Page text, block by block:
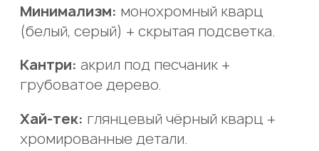
Минимализм: монохромный кварц
(белый, серый) + скрытая подсветка.
Кантри: акрил под песчаник +
грубоватое дерево.
Хай-тек: глянцевый чёрный кварц +
хромированные детали.